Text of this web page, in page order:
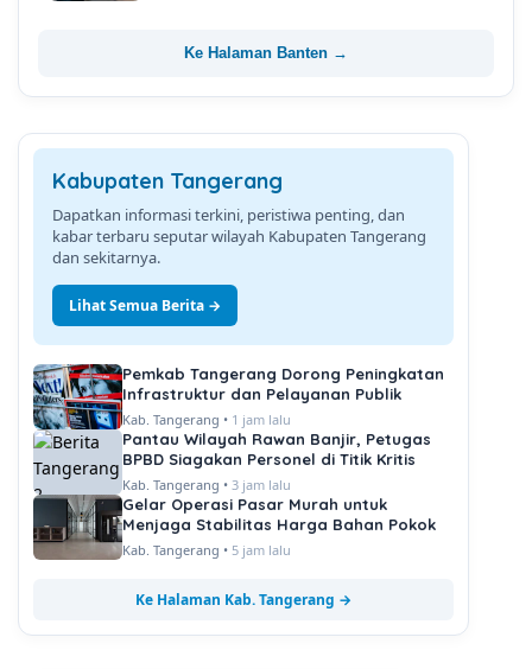
Ke Halaman Banten →
Kabupaten Tangerang
Dapatkan informasi terkini, peristiwa penting, dan
kabar terbaru seputar wilayah Kabupaten Tangerang
dan sekitarnya.
Lihat Semua Berita →
Pemkab Tangerang Dorong Peningkatan
Infrastruktur dan Pelayanan Publik
Kab. Tangerang • 1 jam lalu
Pantau Wilayah Rawan Banjir, Petugas
BPBD Siagakan Personel di Titik Kritis
Kab. Tangerang • 3 jam lalu
Gelar Operasi Pasar Murah untuk
Menjaga Stabilitas Harga Bahan Pokok
Kab. Tangerang • 5 jam lalu
Ke Halaman Kab. Tangerang →